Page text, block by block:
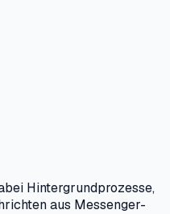
Hintergrundprozesse,
aus Messenger-